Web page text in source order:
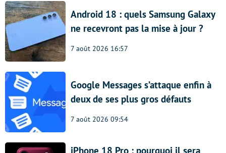
Android 18 : quels Samsung Galaxy
ne recevront pas la mise à jour ?
7 août 2026 16:57
Google Messages s’attaque enfin à
deux de ses plus gros défauts
7 août 2026 09:54
iPhone 18 Pro : pourquoi il sera